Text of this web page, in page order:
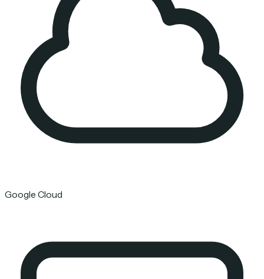
Google Cloud